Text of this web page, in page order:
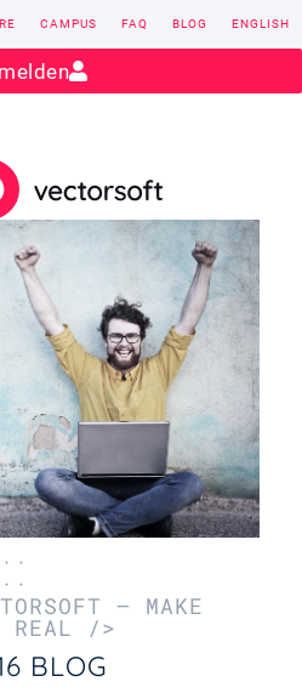
sales@vectorsoft.de
CAMPUS FAQ BLOG ENGLISH
– MAKE
REAL />
BLOG